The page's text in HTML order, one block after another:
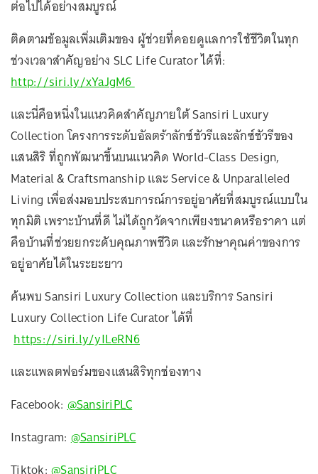
ต่อไปได้อย่างสมบูรณ์
ติดตามข้อมูลเพิ่มเติมของ ผู้ช่วยที่คอยดูแลการใช้ชีวิตในทุก
ช่วงเวลาสำคัญอย่าง SLC Life Curator ได้ที่:
http://siri.ly/xYaJgM6
และนี่คือหนึ่งในแนวคิดสำคัญภายใต้ Sansiri Luxury
Collection โครงการระดับอัลตร้าลักซ์ชัวรีและลักซ์ชัวรีของ
แสนสิริ ที่ถูกพัฒนาขึ้นบนแนวคิด World-Class Design,
Material & Craftsmanship และ Service & Unparalleled
Living เพื่อส่งมอบประสบการณ์การอยู่อาศัยที่สมบูรณ์แบบใน
ทุกมิติ เพราะบ้านที่ดี ไม่ได้ถูกวัดจากเพียงขนาดหรือราคา แต่
คือบ้านที่ช่วยยกระดับคุณภาพชีวิต และรักษาคุณค่าของการ
อยู่อาศัยได้ในระยะยาว
ค้นพบ Sansiri Luxury Collection และบริการ Sansiri
Luxury Collection Life Curator ได้ที่
https://siri.ly/yILeRN6
และแพลตฟอร์มของแสนสิริทุกช่องทาง
Facebook:@SansiriPLC
Instagram:@SansiriPLC
Tiktok: @SansiriPLC